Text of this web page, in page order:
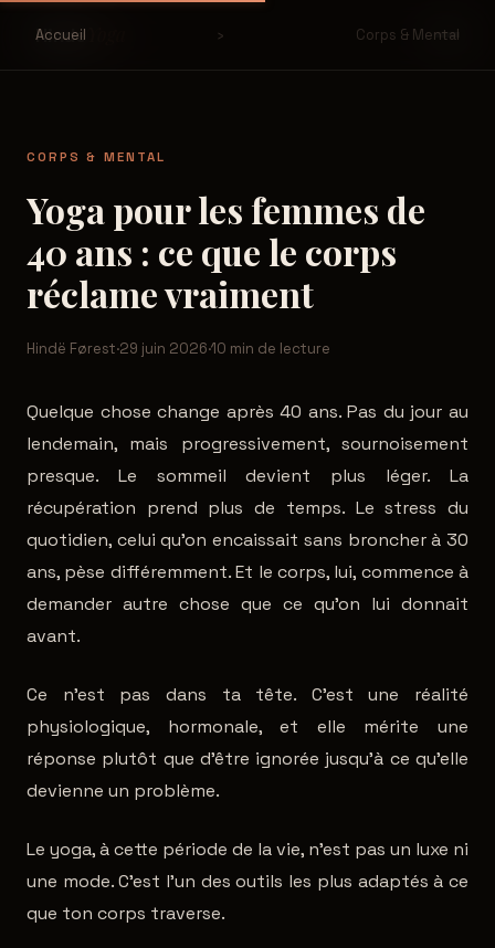
Hinde
Accueil › Corps & Mental
CORPS & MENTAL
Yoga pour les femmes de
40 ans : ce que le corps
réclame vraiment
Hindë Førest·29 juin 2026·10 min de lecture
Quelque chose change après 40 ans. Pas du jour au
lendemain, mais progressivement, sournoisement
presque. Le sommeil devient plus léger. La
récupération prend plus de temps. Le stress du
quotidien, celui qu'on encaissait sans broncher à 30
ans, pèse différemment. Et le corps, lui, commence à
demander autre chose que ce qu'on lui donnait
avant.
Ce n'est pas dans ta tête. C'est une réalité
physiologique, hormonale, et elle mérite une
réponse plutôt que d'être ignorée jusqu'à ce qu'elle
devienne un problème.
Le yoga, à cette période de la vie, n'est pas un luxe ni
une mode. C'est l'un des outils les plus adaptés à ce
que ton corps traverse.